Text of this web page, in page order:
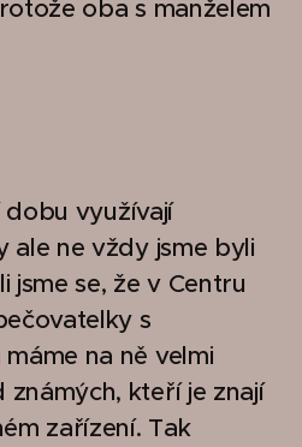
oba s manželem
využívají
ale ne vždy jsme byli
jsme se, že v Centru
s
na ně velmi
kteří je znají
zařízení. Tak